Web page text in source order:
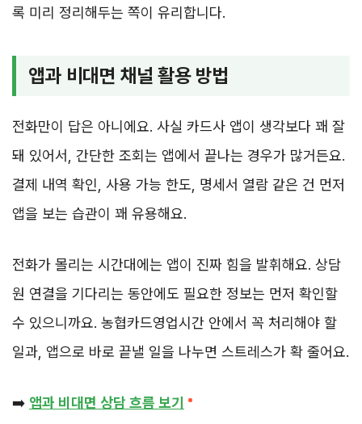
록 미리 정리해두는 쪽이 유리합니다.
앱과 비대면 채널 활용 방법
전화만이 답은 아니에요. 사실 카드사 앱이 생각보다 꽤 잘
돼 있어서, 간단한 조회는 앱에서 끝나는 경우가 많거든요.
결제 내역 확인, 사용 가능 한도, 명세서 열람 같은 건 먼저
앱을 보는 습관이 꽤 유용해요.
전화가 몰리는 시간대에는 앱이 진짜 힘을 발휘해요. 상담
원 연결을 기다리는 동안에도 필요한 정보는 먼저 확인할
수 있으니까요. 농협카드영업시간 안에서 꼭 처리해야 할
일과, 앱으로 바로 끝낼 일을 나누면 스트레스가 확 줄어요.
➡️ 앱과 비대면 상담 흐름 보기